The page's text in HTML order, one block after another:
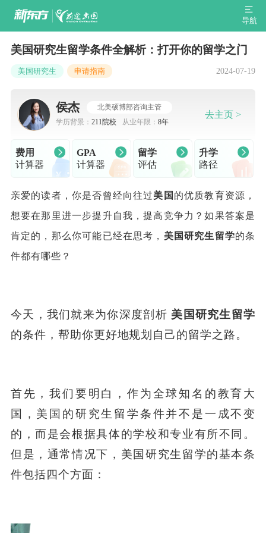
导航
美国研究生留学条件全解析：打开你的留学之门
美国研究生 申请指南 2024-07-19
侯杰
北美硕博部咨询主管
学历背景： 211院校 从业年限： 8年
去主页 >
费用
计算器
GPA
计算器
留学
评估
升学
路径
亲爱的读者，你是否曾经向往过美国 的优质教育资源，
想要在那里进一步提升自我，提高竞争力？如果答案是
肯定的，那么你可能已经在思考， 美国研究生 留学的条
件都有哪些？
今天，我们就来为你深度剖析 美国研究生留学
的条件，帮助你更好地规划自己的留学之路。
首先，我们要明白，作为全球知名的教育大
国，美国的研究生留学条件并不是一成不变
的，而是会根据具体的学校和专业有所不同。
但是，通常情况下，美国研究生留学的基本条
件包括四个方面：